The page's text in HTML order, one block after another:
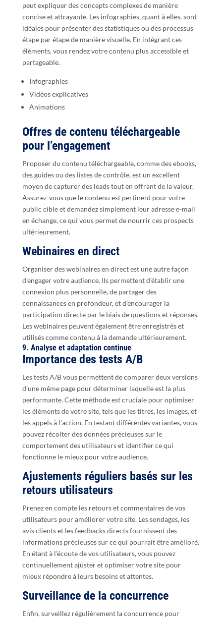
peut expliquer des concepts complexes de manière
concise et attrayante. Les infographies, quant à elles, sont
idéales pour présenter des statistiques ou des processus
étape par étape de manière visuelle. En intégrant ces
éléments, vous rendez votre contenu plus accessible et
partageable.
Infographies
Vidéos explicatives
Animations
Offres de contenu téléchargeable
pour l’engagement
Proposer du contenu téléchargeable, comme des ebooks,
des guides ou des listes de contrôle, est un excellent
moyen de capturer des leads tout en offrant de la valeur.
Assurez-vous que le contenu est pertinent pour votre
public cible et demandez simplement leur adresse e-mail
en échange, ce qui vous permet de nourrir ces prospects
ultérieurement.
Webinaires en direct
Organiser des webinaires en direct est une autre façon
d’engager votre audience. Ils permettent d’établir une
connexion plus personnelle, de partager des
connaissances en profondeur, et d’encourager la
participation directe par le biais de questions et réponses.
Les webinaires peuvent également être enregistrés et
utilisés comme contenu à la demande ultérieurement.
9. Analyse et adaptation continue
Importance des tests A/B
Les tests A/B vous permettent de comparer deux versions
d’une même page pour déterminer laquelle est la plus
performante. Cette méthode est cruciale pour optimiser
les éléments de votre site, tels que les titres, les images, et
les appels à l’action. En testant différentes variantes, vous
pouvez récolter des données précieuses sur le
comportement des utilisateurs et identifier ce qui
fonctionne le mieux pour votre audience.
Ajustements réguliers basés sur les
retours utilisateurs
Prenez en compte les retours et commentaires de vos
utilisateurs pour améliorer votre site. Les sondages, les
avis clients et les feedbacks directs fournissent des
informations précieuses sur ce qui pourrait être amélioré.
En étant à l’écoute de vos utilisateurs, vous pouvez
continuellement ajuster et optimiser votre site pour
mieux répondre à leurs besoins et attentes.
Surveillance de la concurrence
Enfin, surveillez régulièrement la concurrence pour